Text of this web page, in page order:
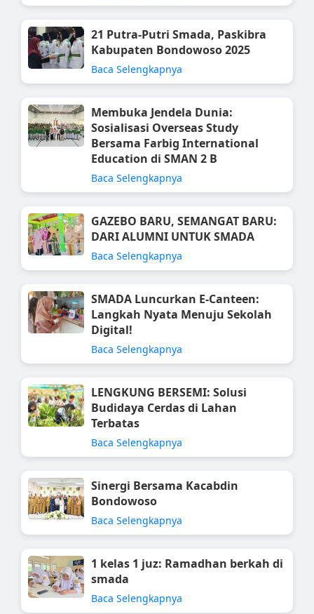
21 Putra-Putri Smada, Paskibra
Kabupaten Bondowoso 2025
Baca Selengkapnya
Membuka Jendela Dunia:
Sosialisasi Overseas Study
Bersama Farbig International
Education di SMAN 2 B
Baca Selengkapnya
GAZEBO BARU, SEMANGAT BARU:
DARI ALUMNI UNTUK SMADA
Baca Selengkapnya
SMADA Luncurkan E-Canteen:
Langkah Nyata Menuju Sekolah
Digital!
Baca Selengkapnya
LENGKUNG BERSEMI: Solusi
Budidaya Cerdas di Lahan
Terbatas
Baca Selengkapnya
Sinergi Bersama Kacabdin
Bondowoso
Baca Selengkapnya
1 kelas 1 juz: Ramadhan berkah di
smada
Baca Selengkapnya